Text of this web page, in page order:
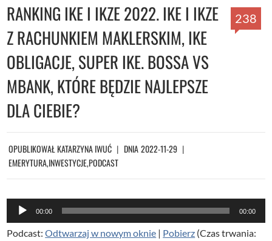
RANKING IKE I IKZE 2022. IKE I IKZE
Z RACHUNKIEM MAKLERSKIM, IKE
OBLIGACJE, SUPER IKE. BOSSA VS
MBANK, KTÓRE BĘDZIE NAJLEPSZE
DLA CIEBIE?
238
OPUBLIKOWAŁ KATARZYNA IWUĆ DNIA2022-11-29
EMERYTURA,INWESTYCJE,PODCAST
d
00:00 00:00
Podcast:Odtwarzaj w nowym oknie | Pobierz (Czas trwania: